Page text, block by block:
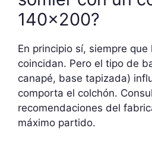
140×200?
En principio sí, siempre
coincidan. Pero el tipo de
canapé, base tapizada)
comporta el colchón.
recomendaciones del
máximo partido.